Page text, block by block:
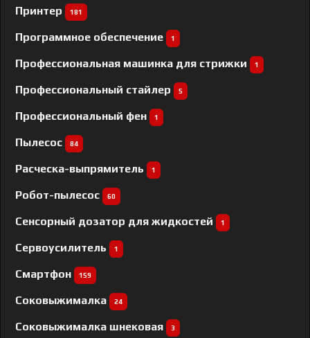
Принтер 181
Программное обеспечение 1
Профессиональная машинка для стрижки 1
Профессиональный cтайлер 5
Профессиональный фен 1
Пылесос 84
Расческа-выпрямитель 1
Робот-пылесос 60
Сенсорный дозатор для жидкостей 1
Сервоусилитель 1
Смартфон 159
Соковыжималка 24
Соковыжималка шнековая 3